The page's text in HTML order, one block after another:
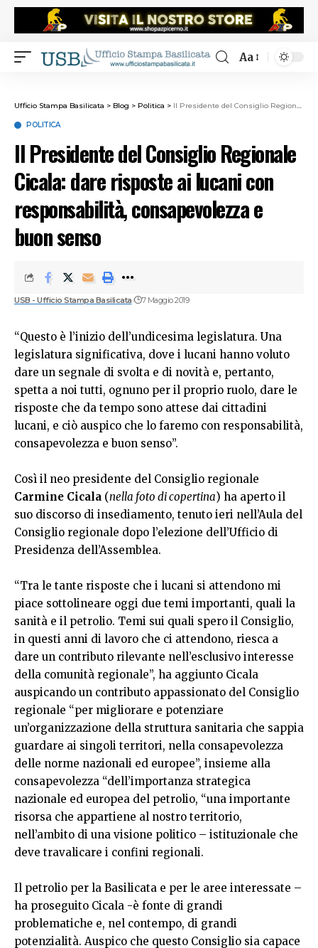
Aa
Ufficio Stampa Basilicata > Blog > Politica > Il Presidente del Consiglio Regionale Cicala: dare risposte ai lucani con responsabilità, consapevolezza e buon senso
POLITICA
Il Presidente del Consiglio Regionale
Cicala: dare risposte ai lucani con
responsabilità, consapevolezza e
buon senso
USB - Ufficio Stampa Basilicata 7 Maggio 2019
“Questo è l’inizio dell’undicesima legislatura. Una
legislatura significativa, dove i lucani hanno voluto
dare un segnale di svolta e di novità e, pertanto,
spetta a noi tutti, ognuno per il proprio ruolo, dare le
risposte che da tempo sono attese dai cittadini
lucani, e ciò auspico che lo faremo con responsabilità,
consapevolezza e buon senso”.
Così il neo presidente del Consiglio regionale
Carmine Cicala (nella foto di copertina) ha aperto il
suo discorso di insediamento, tenuto ieri nell’Aula del
Consiglio regionale dopo l’elezione dell’Ufficio di
Presidenza dell’Assemblea.
“Tra le tante risposte che i lucani si attendono mi
piace sottolineare oggi due temi importanti, quali la
sanità e il petrolio. Temi sui quali spero il Consiglio,
in questi anni di lavoro che ci attendono, riesca a
dare un contributo rilevante nell’esclusivo interesse
della comunità regionale”, ha aggiunto Cicala
auspicando un contributo appassionato del Consiglio
regionale “per migliorare e potenziare
un’organizzazione della struttura sanitaria che sappia
guardare ai singoli territori, nella consapevolezza
delle norme nazionali ed europee”, insieme alla
consapevolezza “dell’importanza strategica
nazionale ed europea del petrolio, “una importante
risorsa che appartiene al nostro territorio,
nell’ambito di una visione politico – istituzionale che
deve travalicare i confini regionali.
Il petrolio per la Basilicata e per le aree interessate –
ha proseguito Cicala -è fonte di grandi
problematiche e, nel contempo, di grandi
potenzialità. Auspico che questo Consiglio sia capace